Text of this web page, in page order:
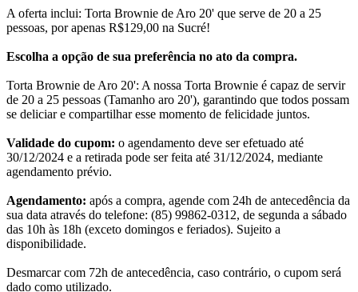
A oferta inclui: Torta Brownie de Aro 20' que serve de 20 a 25
pessoas, por apenas R$129,00 na Sucré!
Escolha a opção de sua preferência no ato da compra.
Torta Brownie de Aro 20': A nossa Torta Brownie é capaz de servir
de 20 a 25 pessoas (Tamanho aro 20'), garantindo que todos possam
se deliciar e compartilhar esse momento de felicidade juntos.
Validade do cupom: o agendamento deve ser efetuado até
30/12/2024 e a retirada pode ser feita até 31/12/2024, mediante
agendamento prévio.
Agendamento: após a compra, agende com 24h de antecedência da
sua data através do telefone: (85) 99862-0312, de segunda a sábado
das 10h às 18h (exceto domingos e feriados). Sujeito a
disponibilidade.
Desmarcar com 72h de antecedência, caso contrário, o cupom será
dado como utilizado.